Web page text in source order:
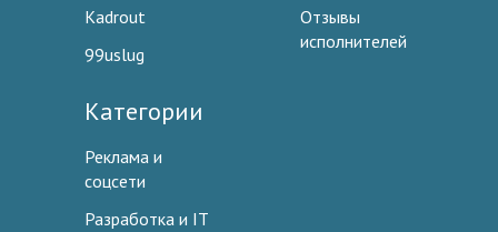
Kadrout
99uslug
Отзывы
исполнителей
Категории
Реклама и
соцсети
Разработка и IT